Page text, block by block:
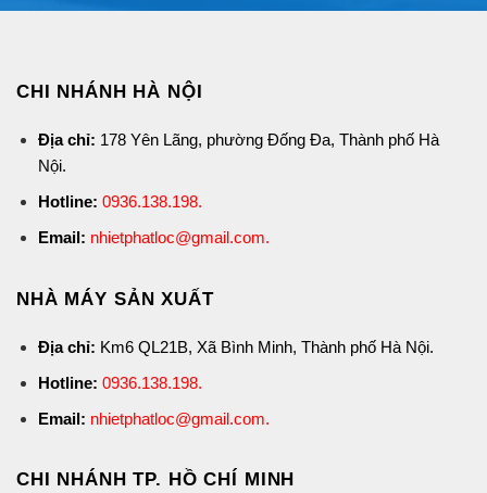
CHI NHÁNH HÀ NỘI
Địa chỉ: 178 Yên Lãng, phường Đống Đa, Thành phố Hà
Nội.
Hotline: 0936.138.198.
Email: nhietphatloc@gmail.com.
NHÀ MÁY SẢN XUẤT
Địa chỉ: Km6 QL21B, Xã Bình Minh, Thành phố Hà Nội.
Hotline: 0936.138.198.
Email: nhietphatloc@gmail.com.
CHI NHÁNH TP. HỒ CHÍ MINH